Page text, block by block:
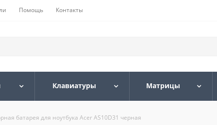
Помощь Контакты
Клавиатуры Матрицы
батарея для ноутбука Acer AS10D31 черная